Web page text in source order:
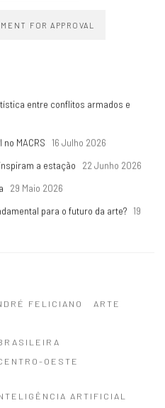
FOR APPROVAL
entre conflitos armados e
MACRS
16 Julho 2026
a estação
22 Junho 2026
29 Maio 2026
para o futuro da arte? 19
FELICIANO
ARTE
OESTE
ARTIFICIAL